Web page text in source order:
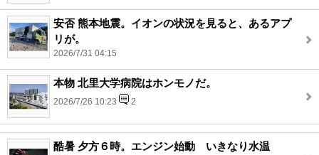
安否 熊本地震。イオンの状況を見ると、あるアプ
リが。
2026/7/31 04:15
本物 北里大学病院はホンモノだ。
2026/7/26 10:23 2
酷暑 夕方６時。エンジン始動 いきなり水温